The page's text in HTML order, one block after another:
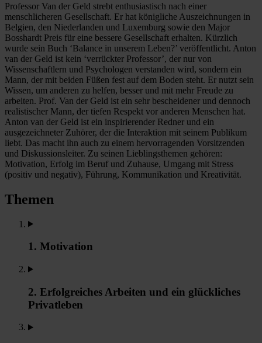
Professor Van der Geld strebt enthusiastisch nach einer
menschlicheren Gesellschaft. Er hat königliche Auszeichnungen in
Belgien, den Niederlanden und Luxemburg sowie den Major
Bosshardt Preis für eine bessere Gesellschaft erhalten. Kürzlich
wurde sein Buch ‘Balance in unserem Leben?’ veröffentlicht. Anton
van der Geld ist kein ‘verrückter Professor’, der nur von
Wissenschaftlern und Psychologen verstanden wird, sondern ein
Mann, der mit beiden Füßen fest auf dem Boden steht. Er nutzt sein
Wissen, um anderen zu helfen, besser und mit mehr Freude zu
arbeiten. Prof. Van der Geld ist ein sehr bescheidener und dennoch
realistischer Mann, der tiefen Respekt vor anderen Menschen hat.
Anton van der Geld ist ein inspirierender Redner und ein
ausgezeichneter Zuhörer, der die Interaktion mit seinem Publikum
liebt. Das macht ihn auch zu einem hervorragenden Vorsitzenden
und Diskussionsleiter. Zu seinen Lieblingsthemen gehören:
Motivation, Erfolg im Beruf und Zuhause, Umgang mit Stress
(positiv und negativ), Führung, Kommunikation und Kreativität.
Themen
1. Motivation
2. Erfolgreiches Arbeiten und ein glückliches
Privatleben